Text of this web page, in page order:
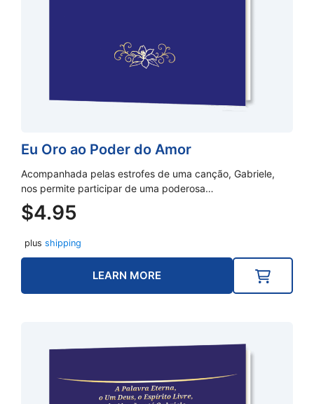
Eu Oro ao Poder do Amor
Acompanhada pelas estrofes de uma canção, Gabriele,
nos permite participar de uma poderosa…
$4.95
plus shipping
LEARN MORE